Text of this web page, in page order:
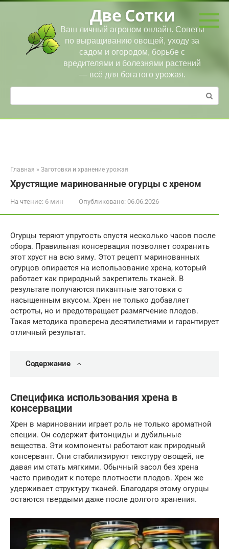
Перейти
Две Сотки
Ваш личный агроном онлайн. Советы
по выращиванию овощей, уходу за
садом и огородом, борьбе с
вредителями и болезнями растений
— всё для богатого урожая.
Поиск:
Главная » Заготовки и хранение урожая
Хрустящие маринованные огурцы с хреном
На чтение: 6 мин Опубликовано: 06.06.2026
Огурцы теряют упругость спустя несколько часов после
сбора. Правильная консервация позволяет сохранить
этот хруст на всю зиму. Этот рецепт маринованных
огурцов опирается на использование хрена, который
работает как природный закрепитель тканей. В
результате получаются пикантные заготовки с
насыщенным вкусом. Хрен не только добавляет
остроты, но и предотвращает размягчение плодов.
Такая методика проверена десятилетиями и гарантирует
отличный результат.
Содержание
Специфика использования хрена в
консервации
Хрен в мариновании играет роль не только ароматной
специи. Он содержит фитонциды и дубильные
вещества. Эти компоненты работают как природный
консервант. Они стабилизируют текстуру овощей, не
давая им стать мягкими. Обычный засол без хрена
часто приводит к потере плотности плодов. Хрен же
удерживает структуру тканей. Благодаря этому огурцы
остаются твердыми даже после долгого хранения.